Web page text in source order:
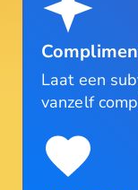
Laat een
vanzelf